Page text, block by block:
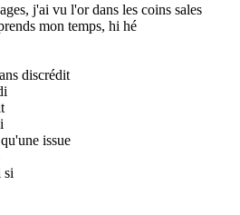
j'ai vu l'or dans les coins sales
mon temps, hi hé
discrédit
issue
si